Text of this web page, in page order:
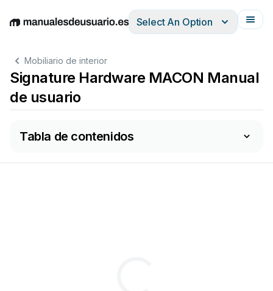
EnglishDeutschEspañolItalianoFrançais
Select An Option
Mobiliario de interior
Signature Hardware MACON Manual
de usuario
Tabla de contenidos